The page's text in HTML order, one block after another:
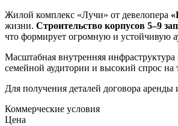
Жилой комплекс «Лучи» от девелопера
жизни. Строительство корпусов 5–9
что формирует огромную и устойчивую
Масштабная внутренняя инфраструктура
семейной аудитории и высокий спрос
Для получения деталей договора
Коммерческие условия
Цена